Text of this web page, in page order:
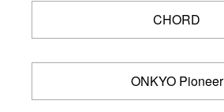
CHORD
ONKYO Pioneer